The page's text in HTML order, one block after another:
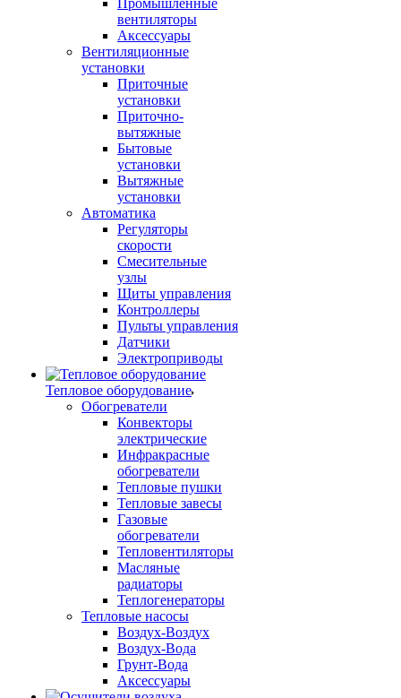
Промышленные
вентиляторы
Аксессуары
Вентиляционные
установки
Приточные
установки
Приточно-
вытяжные
Бытовые
установки
Вытяжные
установки
Автоматика
Регуляторы
скорости
Смесительные
узлы
Щиты управления
Контроллеры
Пульты управления
Датчики
Электроприводы
Тепловое оборудование
Обогреватели
Конвекторы
электрические
Инфракрасные
обогреватели
Тепловые пушки
Тепловые завесы
Газовые
обогреватели
Тепловентиляторы
Масляные
радиаторы
Теплогенераторы
Тепловые насосы
Воздух-Воздух
Воздух-Вода
Грунт-Вода
Аксессуары